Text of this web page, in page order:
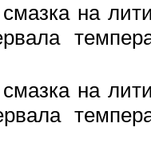
на
на